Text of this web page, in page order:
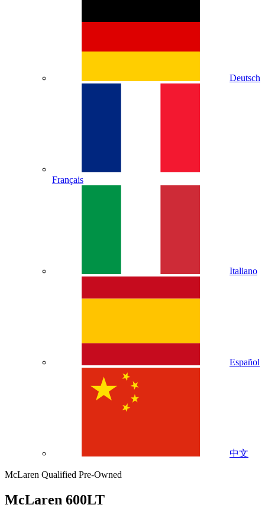
Deutsch
Français
Italiano
Español
中文
McLaren Qualified Pre-Owned
McLaren 600LT